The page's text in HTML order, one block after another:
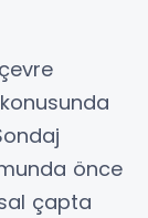
önce
çapta